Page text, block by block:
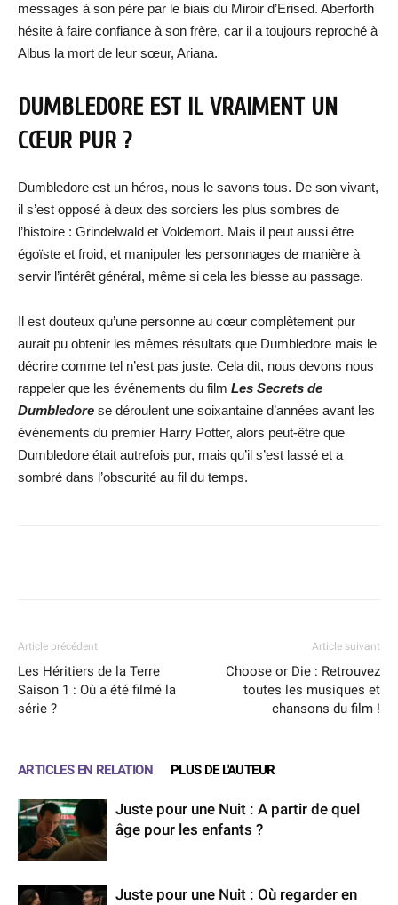
messages à son père par le biais du Miroir d’Erised. Aberforth
hésite à faire confiance à son frère, car il a toujours reproché à
Albus la mort de leur sœur, Ariana.
DUMBLEDORE EST IL VRAIMENT UN
CŒUR PUR ?
Dumbledore est un héros, nous le savons tous. De son vivant,
il s’est opposé à deux des sorciers les plus sombres de
l’histoire : Grindelwald et Voldemort. Mais il peut aussi être
égoïste et froid, et manipuler les personnages de manière à
servir l’intérêt général, même si cela les blesse au passage.
Il est douteux qu’une personne au cœur complètement pur
aurait pu obtenir les mêmes résultats que Dumbledore mais le
décrire comme tel n’est pas juste. Cela dit, nous devons nous
rappeler que les événements du film Les Secrets de
Dumbledore se déroulent une soixantaine d’années avant les
événements du premier Harry Potter, alors peut-être que
Dumbledore était autrefois pur, mais qu’il s’est lassé et a
sombré dans l’obscurité au fil du temps.
Article précédent
Les Héritiers de la Terre
Saison 1 : Où a été filmé la
série ?
Article suivant
Choose or Die : Retrouvez
toutes les musiques et
chansons du film !
ARTICLES EN RELATION PLUS DE L'AUTEUR
Juste pour une Nuit : A partir de quel
âge pour les enfants ?
Juste pour une Nuit : Où regarder en